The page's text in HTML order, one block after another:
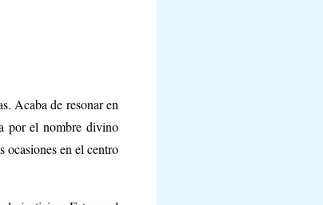
Acaba de resonar en
por el nombre divino
ocasiones en el centro